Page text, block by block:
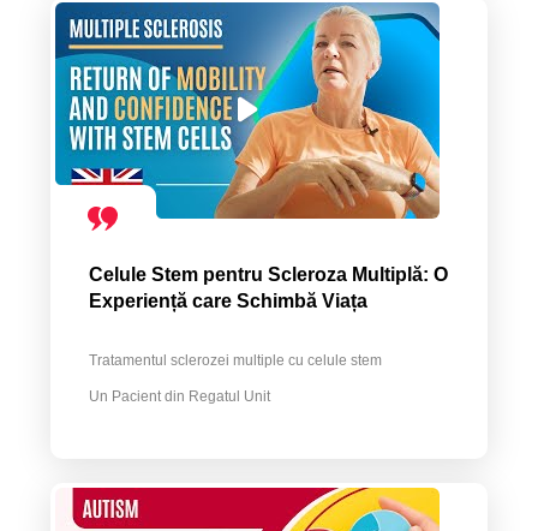
Celule Stem pentru Scleroza Multiplă: O
Experiență care Schimbă Viața
Tratamentul sclerozei multiple cu celule stem
Un Pacient din Regatul Unit